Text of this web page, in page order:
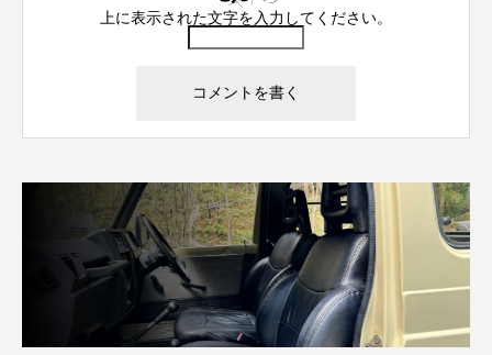
上に表示された文字を入力してください。